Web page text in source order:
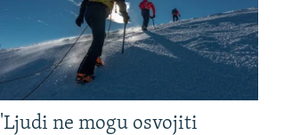
'Ljudi ne mogu osvojiti